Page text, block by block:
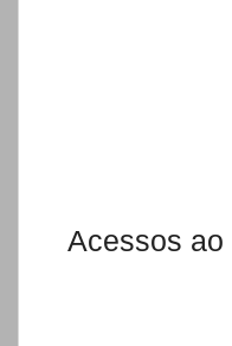
Acessos ao